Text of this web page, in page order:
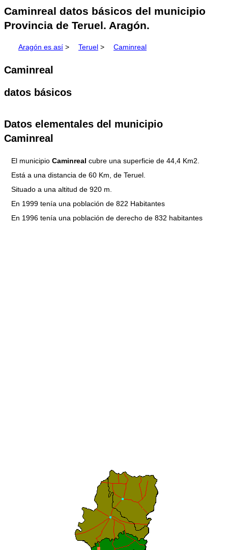
Caminreal datos básicos del municipio
Provincia de Teruel. Aragón.
Aragón es así > Teruel > Caminreal
Caminreal
datos básicos
Datos elementales del municipio
Caminreal
El municipio Caminreal cubre una superficie de 44,4 Km2.
Está a una distancia de 60 Km, de Teruel.
Situado a una altitud de 920 m.
En 1999 tenía una población de 822 Habitantes
En 1996 tenía una población de derecho de 832 habitantes